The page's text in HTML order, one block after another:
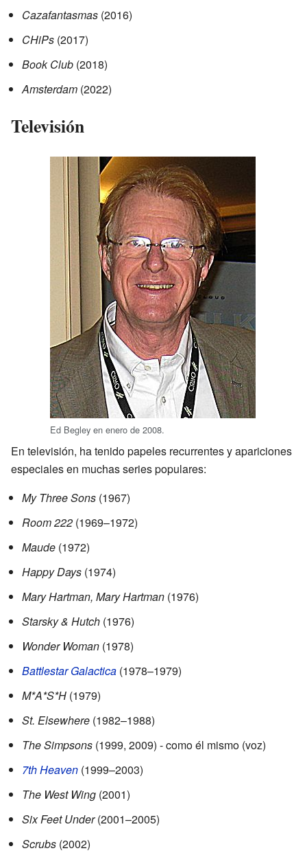
Cazafantasmas (2016)
CHiPs (2017)
Book Club (2018)
Amsterdam (2022)
Televisión
Ed Begley en enero de 2008.
En televisión, ha tenido papeles recurrentes y apariciones
especiales en muchas series populares:
My Three Sons (1967)
Room 222 (1969–1972)
Maude (1972)
Happy Days (1974)
Mary Hartman, Mary Hartman (1976)
Starsky & Hutch (1976)
Wonder Woman (1978)
Battlestar Galactica (1978–1979)
M*A*S*H (1979)
St. Elsewhere (1982–1988)
The Simpsons (1999, 2009) - como él mismo (voz)
7th Heaven (1999–2003)
The West Wing (2001)
Six Feet Under(2001–2005)
Scrubs (2002)